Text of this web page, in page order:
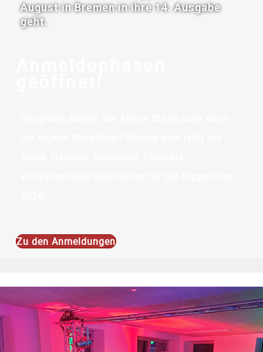
August in Bremen in ihre 14. Ausgabe
geht.
Zu den Anmeldungen